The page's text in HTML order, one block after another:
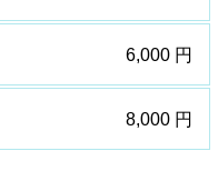
6,000 円
8,000 円